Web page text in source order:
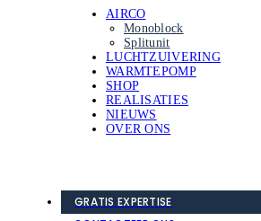
AIRCO
Monoblock
Splitunit
LUCHTZUIVERING
WARMTEPOMP
SHOP
REALISATIES
NIEUWS
OVER ONS
GRATIS EXPERTISE